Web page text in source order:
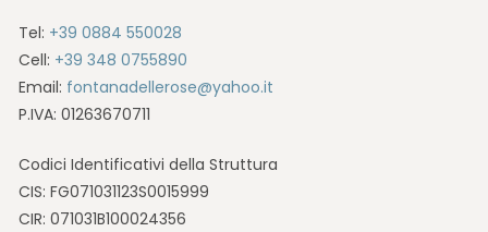
Tel: +39 0884 550028
Cell: +39 348 0755890
Email: fontanadellerose@yahoo.it
P.IVA: 01263670711
Codici Identificativi della Struttura
CIS: FG071031123S0015999
CIR: 071031B100024356